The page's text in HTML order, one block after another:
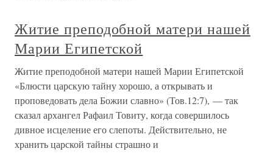
Житие преподобной матери нашей
Марии Египетской
Житие преподобной матери нашей Марии Египетской
«Блюсти царскую тайну хорошо, а открывать и
проповедовать дела Божии славно» (Тов.12:7), — так
сказал архангел Рафаил Товиту, когда совершилось
дивное исцеление его слепоты. Действительно, не
хранить царской тайны страшно и